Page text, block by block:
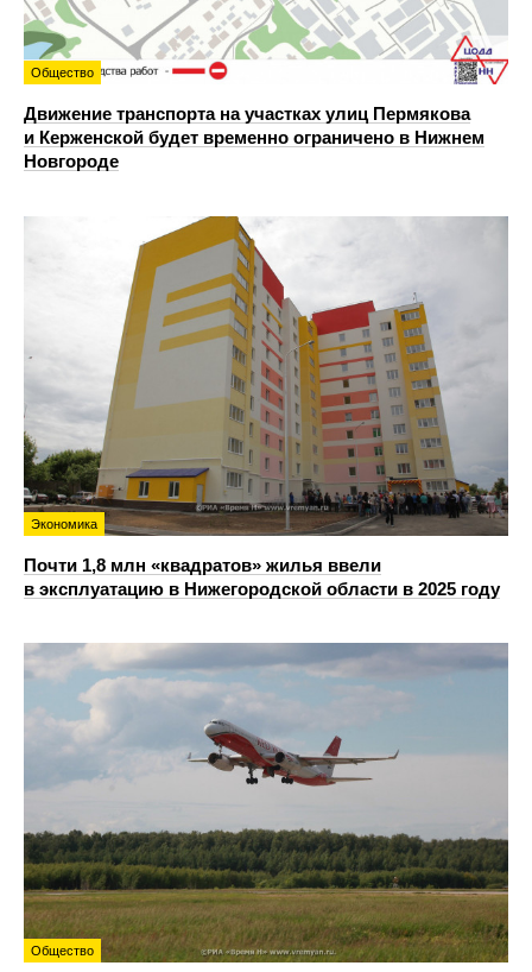
Общество
Движение транспорта на участках улиц Пермякова
и Керженской будет временно ограничено в Нижнем
Новгороде
Экономика
Почти 1,8 млн «квадратов» жилья ввели
в эксплуатацию в Нижегородской области в 2025 году
Общество